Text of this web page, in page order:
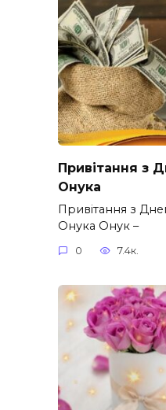
Привітання з
Онука
Привітання з
Онука Онук –
0 7.4к.